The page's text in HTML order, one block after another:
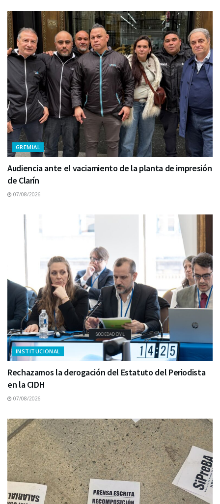
GREMIAL
Audiencia ante el vaciamiento de la planta de impresión
de Clarín
07/08/2026
INSTITUCIONAL
Rechazamos la derogación del Estatuto del Periodista
en la CIDH
07/08/2026